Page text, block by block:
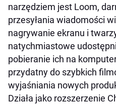
narzędziem jest Loom,
przesyłania wiadomości
nagrywanie ekranu i
natychmiastowe
pobieranie ich na
przydatny do szybkich
wyjaśniania nowych
Działa jako rozszerzenie